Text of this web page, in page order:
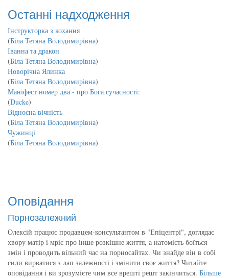
Останні надходження
Інструкторка з кохання
(Біла Тетяна Володимирівна)
Іванна та дракон
(Біла Тетяна Володимирівна)
Новорічна Ялинка
(Біла Тетяна Володимирівна)
Маніфест номер два - про Бога сучасності:
(Ducke)
Відносна вічність
(Біла Тетяна Володимирівна)
Чужинці
(Біла Тетяна Володимирівна)
Оповідання
Порнозалежний
Олексій працює продавцем-консультантом в "Епіцентрі", доглядає
хвору матір і мріє про інше розкішне життя, а натомість боїться
змін і проводить вільний час на порносайтах. Чи знайде він в собі
сили вирватися з лап залежності і змінити своє життя? Читайте
оповідання і ви зрозумієте чим все врешті решт закінчиться. Більше